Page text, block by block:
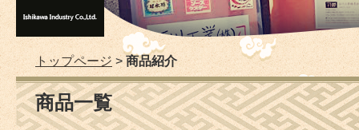
トップページ 商品紹介
商品一覧